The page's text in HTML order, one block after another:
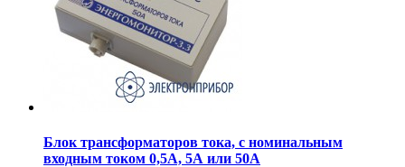
Блок трансформаторов тока, с номинальным
входным током 0,5А, 5А или 50А